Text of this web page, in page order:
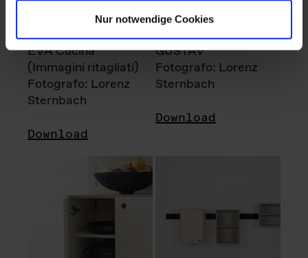
Nur notwendige Cookies
EVA Cucina
(Immagini ritagliati)
Fotografo: Lorenz
Sternbach
Download
GUSTAV
Fotografo: Lorenz
Sternbach
Download